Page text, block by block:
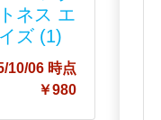
ネス エ
ズ (1)
10/06 時点
￥980